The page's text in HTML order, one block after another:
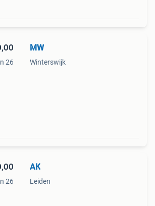
26
MW
Winterswijk
26
AK
Leiden